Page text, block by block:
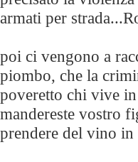
armati per
poi ci vengono a
piombo, che la
poveretto chi vive
mandereste vostro
prendere del vino in